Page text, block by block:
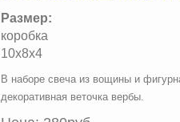
Размер:
коробка
10х8х4
В наборе свеча из вощины и
декоративная веточка вербы.